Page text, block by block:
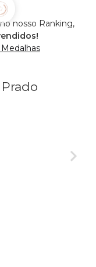
nosso Ranking,